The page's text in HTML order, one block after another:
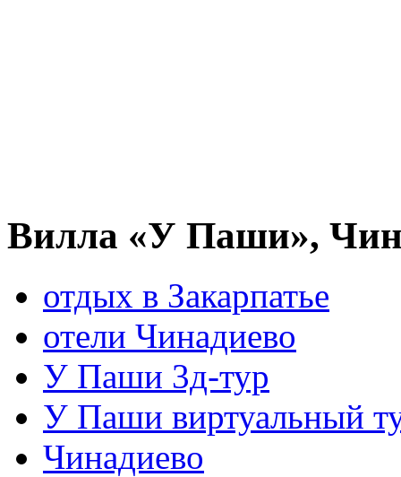
Вилла «У Паши»,
отдых в Закарпатье
отели Чинадиево
У Паши 3д-тур
У Паши виртуальный
Чинадиево